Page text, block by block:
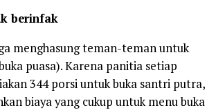
berinfak
menghasung teman-teman untuk
puasa). Karena panitia setiap
344 porsi untuk buka santri putra,
biaya yang cukup untuk menu buka